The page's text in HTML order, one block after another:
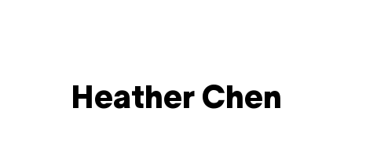
Heather Chen